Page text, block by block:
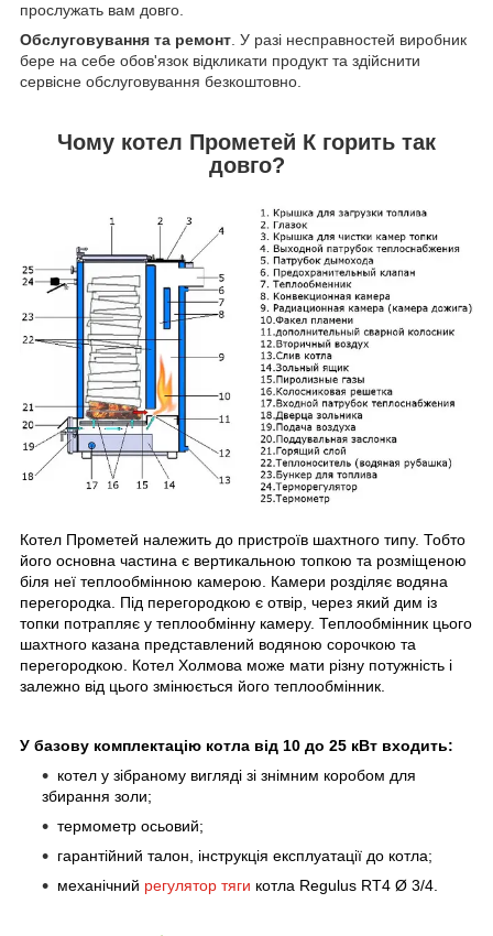
прослужать вам довго.
Обслуговування та ремонт. У разі несправностей виробник
бере на себе обов'язок відкликати продукт та здійснити
сервісне обслуговування безкоштовно.
Чому котел Прометей К горить так
довго?
Котел Прометей належить до пристроїв шахтного типу. Тобто
його основна частина є вертикальною топкою та розміщеною
біля неї теплообмінною камерою. Камери розділяє водяна
перегородка. Під перегородкою є отвір, через який дим із
топки потрапляє у теплообмінну камеру. Теплообмінник цього
шахтного казана представлений водяною сорочкою та
перегородкою. Котел Холмова може мати різну потужність і
залежно від цього змінюється його теплообмінник.
У базову комплектацію котла від 10 до 25 кВт входить:
котел у зібраному вигляді зі знімним коробом для
збирання золи;
термометр осьовий;
гарантійний талон, інструкція експлуатації до котла;
механічний регулятор тяги котла Regulus RT4 Ø 3/4.